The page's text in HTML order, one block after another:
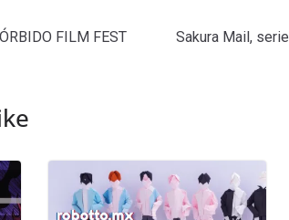
FILM FEST
Sakura Mail,